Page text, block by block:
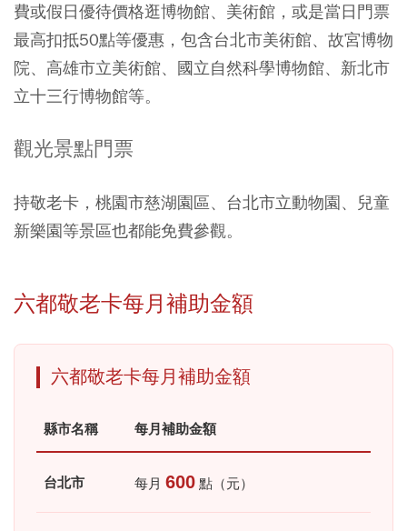
費或假日優待價格逛博物館、美術館，或是當日門票
最高扣抵50點等優惠，包含台北市美術館、故宮博物
院、高雄市立美術館、國立自然科學博物館、新北市
立十三行博物館等。
觀光景點門票
持敬老卡，桃園市慈湖園區、台北市立動物園、兒童
新樂園等景區也都能免費參觀。
六都敬老卡每月補助金額
六都敬老卡每月補助金額
縣市名稱 每月補助金額
台北市 每月 600 點（元）